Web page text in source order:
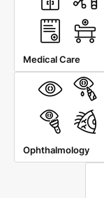
Medical Care
Ophthalmology